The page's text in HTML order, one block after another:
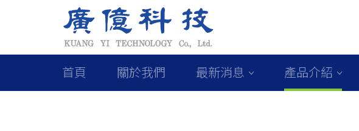
首頁 關於我們 最新消息 產品介紹